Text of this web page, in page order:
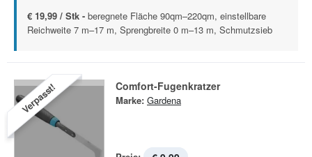
€ 19,99 / Stk - beregnete Fläche 90qm–220qm, einstellbare
Reichweite 7 m–17 m, Sprengbreite 0 m–13 m, Schmutzsieb
Verpasst! Comfort-Fugenkratzer
Marke: Gardena